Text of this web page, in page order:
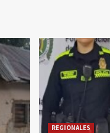
REGIONALES